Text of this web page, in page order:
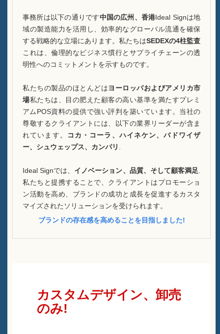
事務所は以下の通りです中国の広州、香港Ideal Signは地
域の製造能力を活用し、効率的なグローバル流通を確保
する戦略的な立場にあります。私たちはSEDEXの4柱監査
これは、倫理的なビジネス慣行とサプライチェーンの透
明性へのコミットメントを示すものです。
私たちの製品のほとんどはヨーロッパおよびアメリカ市
場私たちは、目の肥えた顧客の高い基準を満たすプレミ
アムPOS資料の提供で強い評判を築いています。当社の
尊敬するクライアントには、以下の業界リーダーが含ま
れています。
コカ・コーラ、ハイネケン、バドワイザ
ー、シュウェップス、カンパリ
Ideal Signでは、 イノベーション、品質、そして顧客満足
私たちと提携することで、クライアントはプロモーショ
ン活動を高め、ブランドの成功と成長を促進するカスタ
マイズされたソリューションを受けられます。
ブランドの存在感を高めることを目指しました!
カスタムデザイン、卸売
のみ!